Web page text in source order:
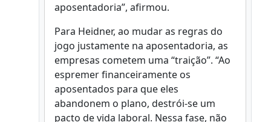
aposentadoria”, afirmou.
Para Heidner, ao mudar as regras do
jogo justamente na aposentadoria, as
empresas cometem uma “traição”. “Ao
espremer financeiramente os
aposentados para que eles
abandonem o plano, destrói-se um
pacto de vida laboral. Nessa fase, não